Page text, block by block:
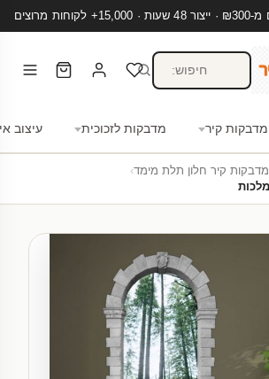
מדבקות קיר מדבקות לזכוכית עיצוב
מדבקות קיר חלון תלת מימד›